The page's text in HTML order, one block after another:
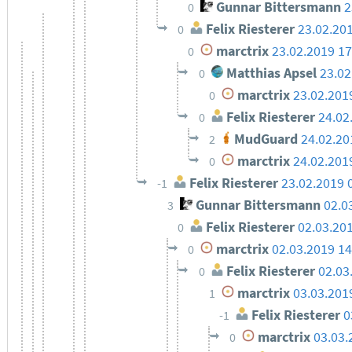
0 Gunnar Bittersmann
0 Felix Riesterer
0 marctrix23.02.2019
0 Matthias Apsel
0 marctrix
0 Felix Riesterer
2 MudGuard
0 marctrix
-1 Felix Riesterer 23.02.2019
3 Gunnar Bittersmann
0 Felix Riesterer
0 marctrix02.03.2019
0 Felix Riesterer
1 marctrix
-1 Felix Riesterer
0 marctrix